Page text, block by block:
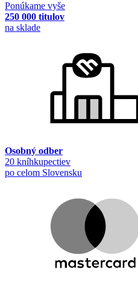
Ponúkame vyše
250 000 titulov
na sklade
Osobný odber
20 kníhkupectiev
po celom Slovensku